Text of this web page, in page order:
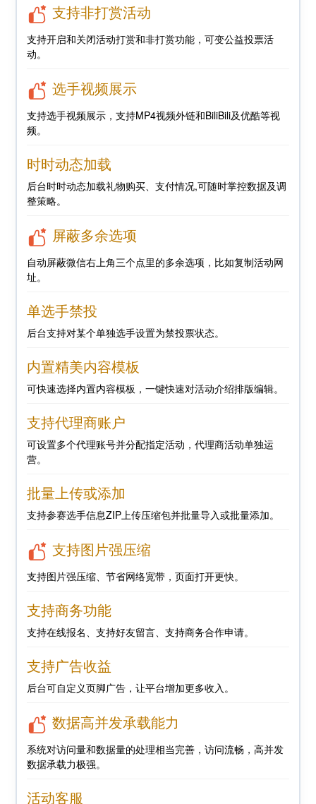
支持非打赏活动
支持开启和关闭活动打赏和非打赏功能，可变公益投票活
动。
选手视频展示
支持选手视频展示，支持MP4视频外链和BiliBili及优酷等视
频。
时时动态加载
后台时时动态加载礼物购买、支付情况,可随时掌控数据及调
整策略。
屏蔽多余选项
自动屏蔽微信右上角三个点里的多余选项，比如复制活动网
址。
单选手禁投
后台支持对某个单独选手设置为禁投票状态。
内置精美内容模板
可快速选择内置内容模板，一键快速对活动介绍排版编辑。
支持代理商账户
可设置多个代理账号并分配指定活动，代理商活动单独运
营。
批量上传或添加
支持参赛选手信息ZIP上传压缩包并批量导入或批量添加。
支持图片强压缩
支持图片强压缩、节省网络宽带，页面打开更快。
支持商务功能
支持在线报名、支持好友留言、支持商务合作申请。
支持广告收益
后台可自定义页脚广告，让平台增加更多收入。
数据高并发承载能力
系统对访问量和数据量的处理相当完善，访问流畅，高并发
数据承载力极强。
活动客服